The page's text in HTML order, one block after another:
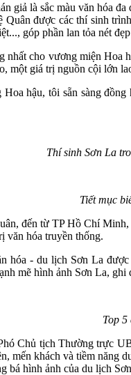
giả là sắc màu văn hóa
được các thí sinh
góp phần lan tỏa nét
cho vương miện
một giá trị nguồn cội lớn
hậu, tôi sẵn sàng
Thí sinh Sơn La
Tiết mục
đến từ TP Hồ Chí
văn hóa truyền thống.
hóa - du lịch Sơn La
mẽ hình ảnh Sơn La,
Top 5
Chủ tịch Thường trực
mến khách và tiềm
bá hình ảnh của du lịch